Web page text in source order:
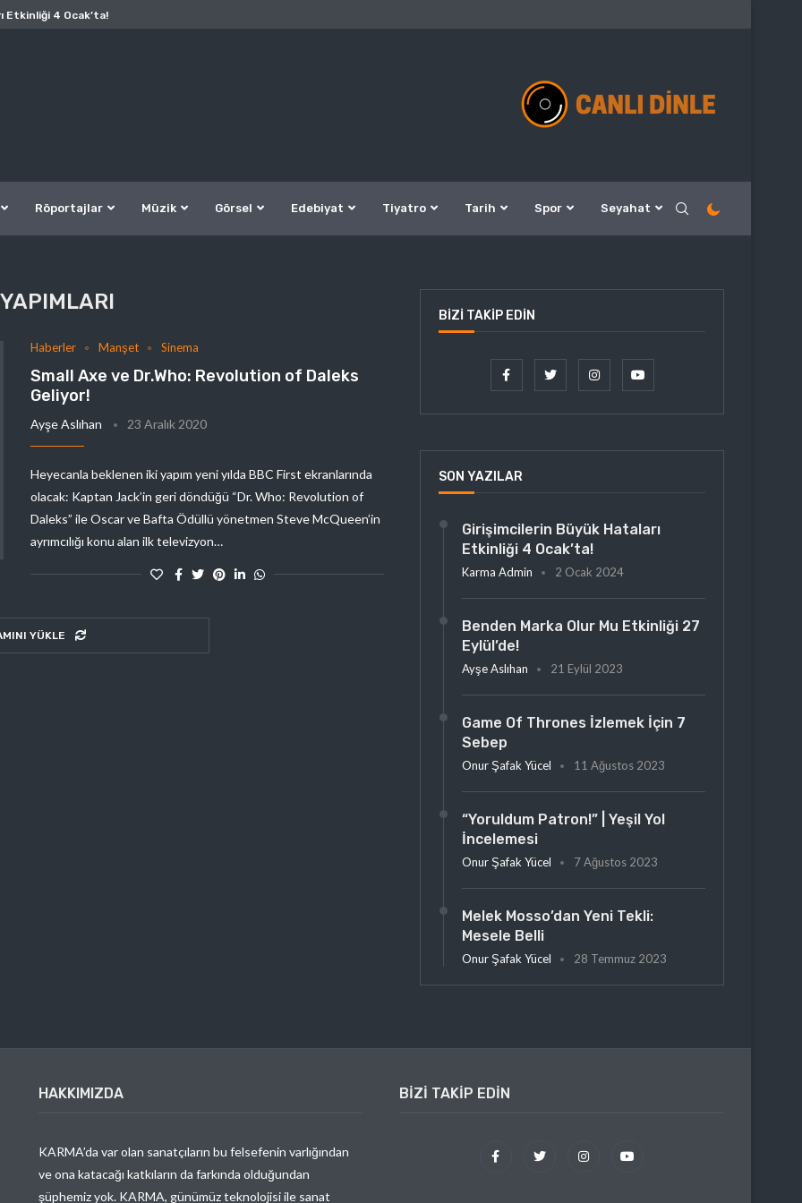
Etkinliği 4 Ocak’ta!
Röportajlar Müzik Görsel Edebiyat Tiyatro Tarih Spor Seyahat
Haberler Manşet Sinema
Small Axe ve Dr.Who: Revolution of Daleks
Geliyor!
Ayşe Aslıhan 23 Aralık 2020
Heyecanla beklenen iki yapım yeni yılda BBC First ekranlarında
olacak: Kaptan Jack’in geri döndüğü “Dr. Who: Revolution of
Daleks” ile Oscar ve Bafta Ödüllü yönetmen Steve McQueen’in
ayrımcılığı konu alan ilk televizyon…
YÜKLE
BIZI TAKIP EDIN
SON YAZILAR
Girişimcilerin Büyük Hataları
Etkinliği 4 Ocak’ta!
Karma Admin 2 Ocak 2024
Benden Marka Olur Mu Etkinliği 27
Eylül’de!
Ayşe Aslıhan 21 Eylül 2023
Game Of Thrones İzlemek İçin 7
Sebep
Onur Şafak Yücel 11 Ağustos 2023
“Yoruldum Patron!” | Yeşil Yol
İncelemesi
Onur Şafak Yücel 7 Ağustos 2023
Melek Mosso’dan Yeni Tekli:
Mesele Belli
Onur Şafak Yücel 28 Temmuz 2023
HAKKIMIZDA
KARMA’da var olan sanatçıların bu felsefenin varlığından
ve ona katacağı katkıların da farkında olduğundan
şüphemiz yok. KARMA, günümüz teknolojisi ile sanat
BIZI TAKIP EDIN